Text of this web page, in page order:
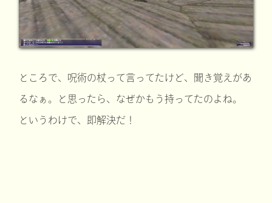
ところで、呪術の杖って言ってたけど、聞き覚えがあ
るなぁ。と思ったら、なぜかもう持ってたのよね。
というわけで、即解決だ！